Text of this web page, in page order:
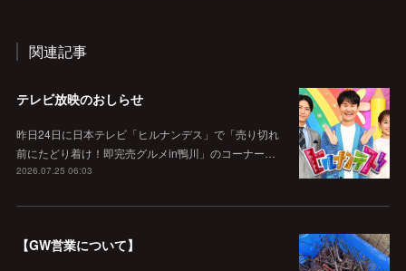
関連記事
テレビ放映のおしらせ
昨日24日に日本テレビ「ヒルナンデス」で「売り切れ
前にたどり着け！即完売グルメin鴨川」のコーナー…
2026.07.25 06:03
【GW営業について】